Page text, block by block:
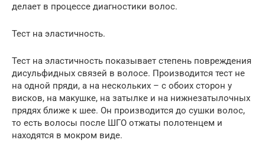
делает в процессе диагностики волос.
Тест на эластичность.
Тест на эластичность показывает степень повреждения
дисульфидных связей в волосе. Производится тест не
на одной пряди, а на нескольких – с обоих сторон у
висков, на макушке, на затылке и на нижнезатылочных
прядях ближе к шее. Он производится до сушки волос,
то есть волосы после ШГО отжаты полотенцем и
находятся в мокром виде.